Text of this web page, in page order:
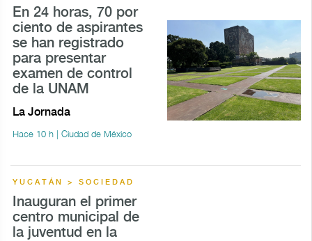
En 24 horas, 70 por
ciento de aspirantes
se han registrado
para presentar
examen de control
de la UNAM
La Jornada
Hace 10 h | Ciudad de México
YUCATÁN > SOCIEDAD
Inauguran el primer
centro municipal de
la juventud en la